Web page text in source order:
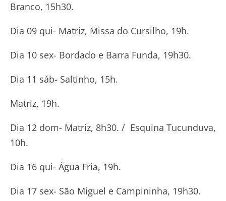
Branco, 15h30.
Dia 09 qui- Matriz, Missa do Cursilho, 19h.
Dia 10 sex- Bordado e Barra Funda, 19h30.
Dia 11 sáb- Saltinho, 15h.
Matriz, 19h.
Dia 12 dom- Matriz, 8h30. / Esquina Tucunduva,
10h.
Dia 16 qui- Água Fria, 19h.
Dia 17 sex- São Miguel e Campininha, 19h30.